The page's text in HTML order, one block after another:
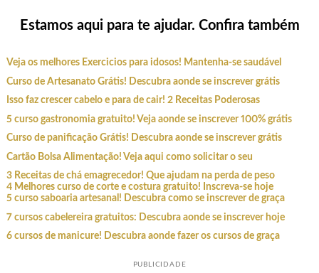
Estamos aqui para te ajudar. Confira também
Veja os melhores Exercicios para idosos! Mantenha-se saudável
Curso de Artesanato Grátis! Descubra aonde se inscrever grátis
Isso faz crescer cabelo e para de cair! 2 Receitas Poderosas
5 curso gastronomia gratuito! Veja aonde se inscrever 100% grátis
Curso de panificação Grátis! Descubra aonde se inscrever grátis
Cartão Bolsa Alimentação! Veja aqui como solicitar o seu
3 Receitas de chá emagrecedor! Que ajudam na perda de peso
4 Melhores curso de corte e costura gratuito! Inscreva-se hoje
5 curso saboaria artesanal! Descubra como se inscrever de graça
7 cursos cabelereira gratuitos: Descubra aonde se inscrever hoje
6 cursos de manicure! Descubra aonde fazer os cursos de graça
PUBLICIDADE